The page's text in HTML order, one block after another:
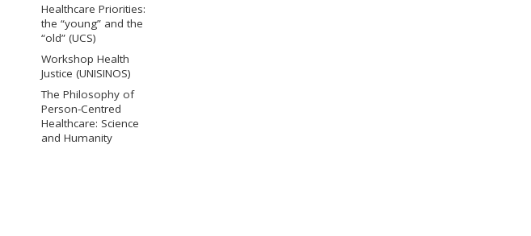
Healthcare Priorities:
the “young” and the
“old” (UCS)
Workshop Health
Justice (UNISINOS)
The Philosophy of
Person-Centred
Healthcare: Science
and Humanity